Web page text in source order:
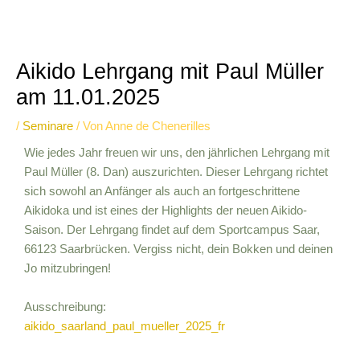
Aikido Lehrgang mit Paul Müller
am 11.01.2025
/ Seminare / VonAnne de Chenerilles
Wie jedes Jahr freuen wir uns, den jährlichen Lehrgang mit
Paul Müller (8. Dan) auszurichten. Dieser Lehrgang richtet
sich sowohl an Anfänger als auch an fortgeschrittene
Aikidoka und ist eines der Highlights der neuen Aikido-
Saison. Der Lehrgang findet auf dem Sportcampus Saar,
66123 Saarbrücken. Vergiss nicht, dein Bokken und deinen
Jo mitzubringen!
Ausschreibung:
aikido_saarland_paul_mueller_2025_fr